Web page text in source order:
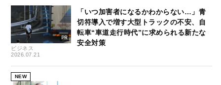
ビジネス
2026.07.21
「いつ加害者になるかわからない…」青
切符導入で増す大型トラックの不安、自
転車“車道走行時代”に求められる新たな
安全対策
NEW